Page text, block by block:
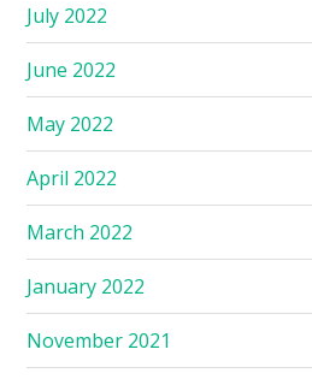
July 2022
June 2022
May 2022
April 2022
March 2022
January 2022
November 2021